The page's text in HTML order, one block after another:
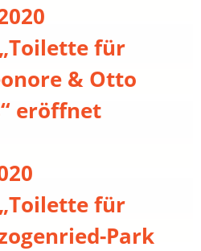
für
& Otto
eröffnet
für
Park